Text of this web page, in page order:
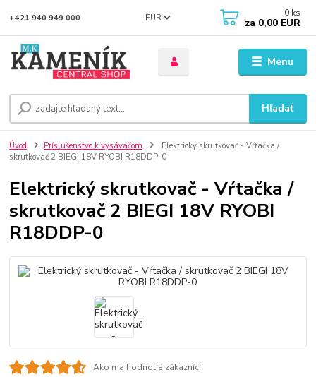
Menu
EUR
Hľadať
+421 940 949 000 0 ks
za 0,00 EUR
Úvod Príslušenstvo k vysávačom
Elektrický skrutkovač - Vŕtačka /
skrutkovač 2 BIEGI 18V RYOBI R18DDP-0
Elektrický skrutkovač - Vŕtačka /
skrutkovač 2 BIEGI 18V RYOBI
R18DDP-0
Ako ma hodnotia zákazníci